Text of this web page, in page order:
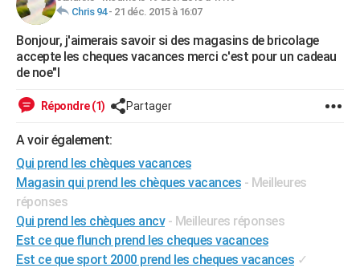
Retraite
Impôts
Epargne
Immobilier
Risques naturels par ville
Banque
Assurance
Crédit
AUTO
Essais
Réserver un essai
Citadines
Berlines
SUV
Forum auto
+HIGH-TECH
Mobiles
Meilleur smartphone
Internet
Ordinateurs
Jeux vidéo
Guide high-tech
+
Forum
Aménagement intérieur
Extérieur
Cuisine
Salle de bains
Jardinage
Rangement
WEEK-END
Guides de France
Escapades
Patrimoine
Expositions
Musées
Week-end nature
+LIFESTYLE
Art de vivre
Bien-être
Loisirs
Mode
Modes de vie
SANTE
Alimentation
Guide de la santé
Maladies
Médicaments
Sommeil
VOYAGE
Destinations
City break
Voyage nature
Voyage de noces
Forum
Climat
+PHOTO
Chris 94- 21 déc. 2015 à 16:07
Bonjour, j'aimerais savoir si des magasins de bricolage
accepte les cheques vacances merci c'est pour un cadeau
de noe"l
Répondre (1) Partager
A voir également:
Qui prend les chèques vacances
Magasin qui prend les chèques vacances - Meilleures
réponses
Qui prend les chèques ancv - Meilleures réponses
Est ce que flunch prend les cheques vacances
Est ce que sport 2000 prend les cheques vacances ✓